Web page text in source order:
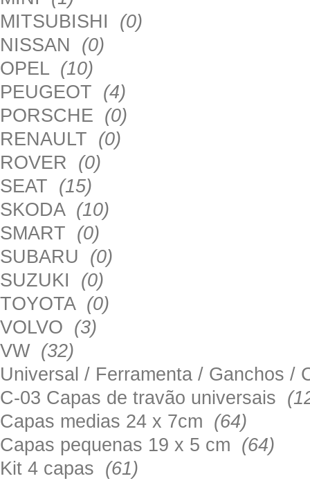
MITSUBISHI (0)
NISSAN (0)
OPEL (10)
PEUGEOT (4)
PORSCHE (0)
RENAULT (0)
ROVER (0)
SEAT (15)
SKODA (10)
SMART (0)
SUBARU (0)
SUZUKI (0)
TOYOTA (0)
VOLVO (3)
VW (32)
Universal / Ferramenta / Ganchos
C-03 Capas de travão universais
Capas medias 24 x 7cm (64)
Capas pequenas 19 x 5 cm (64)
Kit 4 capas (61)